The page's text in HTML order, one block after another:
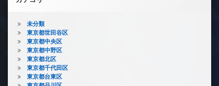
未分類
東京都世田谷区
東京都中央区
東京都中野区
東京都北区
東京都千代田区
東京都台東区